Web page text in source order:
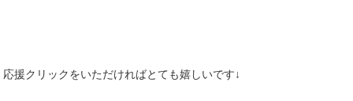
応援クリックをいただければとても嬉しいです↓